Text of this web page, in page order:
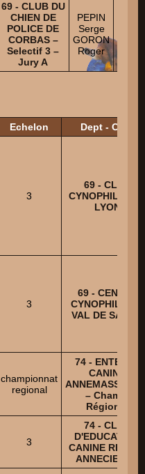
69 - CLUB DU
CHIEN DE
POLICE DE
CORBAS –
Selectif 3 –
Jury A
PEPIN
Serge
GORON
Roger
Echelon Dept - Club
3
69 - CLUB
CYNOPHILE
LYON
3
69 - CENTRE
CYNOPHILE DU
VAL DE SAONE
championnat
regional
74 - ENTENTE
CANINE
– Champ.
Régional
3
74 - CLUB
D'EDUCATION
CANINE
ANNECIENNE